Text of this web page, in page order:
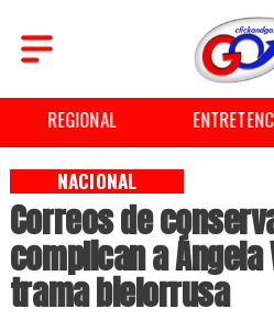
ENTRETENCIÓN
Correos de
complican a Ángela
trama bielorrusa
NACIONAL